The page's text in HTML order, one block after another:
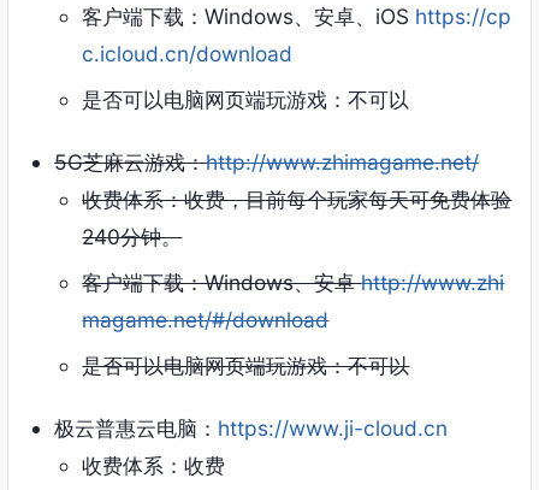
客户端下载：Windows、安卓、iOS https://cp
c.icloud.cn/download
是否可以电脑网页端玩游戏：不可以
5G芝麻云游戏：http://www.zhimagame.net/
收费体系：收费，目前每个玩家每天可免费体验
240分钟。
客户端下载：Windows、安卓http://www.zhi
magame.net/#/download
是否可以电脑网页端玩游戏：不可以
极云普惠云电脑： https://www.ji-cloud.cn
收费体系：收费